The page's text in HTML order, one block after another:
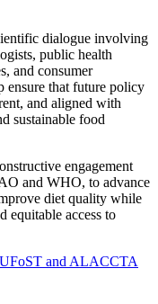
dialogue involving
public health
and consumer
ensure that future policy
and aligned with
sustainable food
engagement
and WHO, to advance
diet quality while
equitable access to
and ALACCTA